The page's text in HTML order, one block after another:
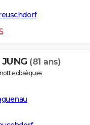
(81 ans)
obsèques